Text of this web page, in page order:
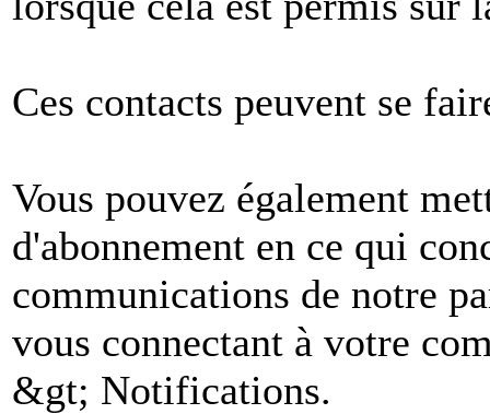
Ces contacts peuvent se
Vous pouvez également
d'abonnement en ce qui
communications de notre
vous connectant à votre
&gt; Notifications.